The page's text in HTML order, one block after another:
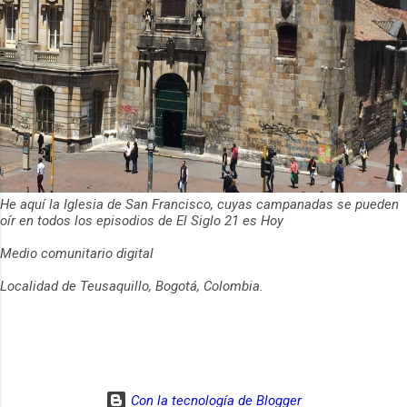
He aquí la Iglesia de San Francisco, cuyas campanadas se pueden
oír en todos los episodios de El Siglo 21 es Hoy
Medio comunitario digital
Localidad de Teusaquillo, Bogotá, Colombia.
Con la tecnología de Blogger